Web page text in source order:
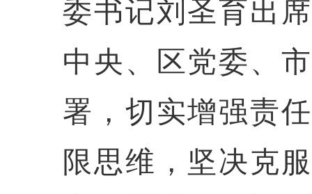
委书记刘圣育出
中央、区党委、
署，切实增强责
限思维，坚决克